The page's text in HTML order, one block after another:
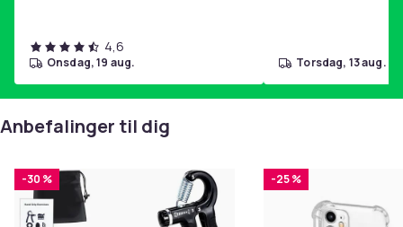
4,6
onsdag, 19 aug. torsdag, 13 aug.
Anbefalinger til dig
-30 % -25 %